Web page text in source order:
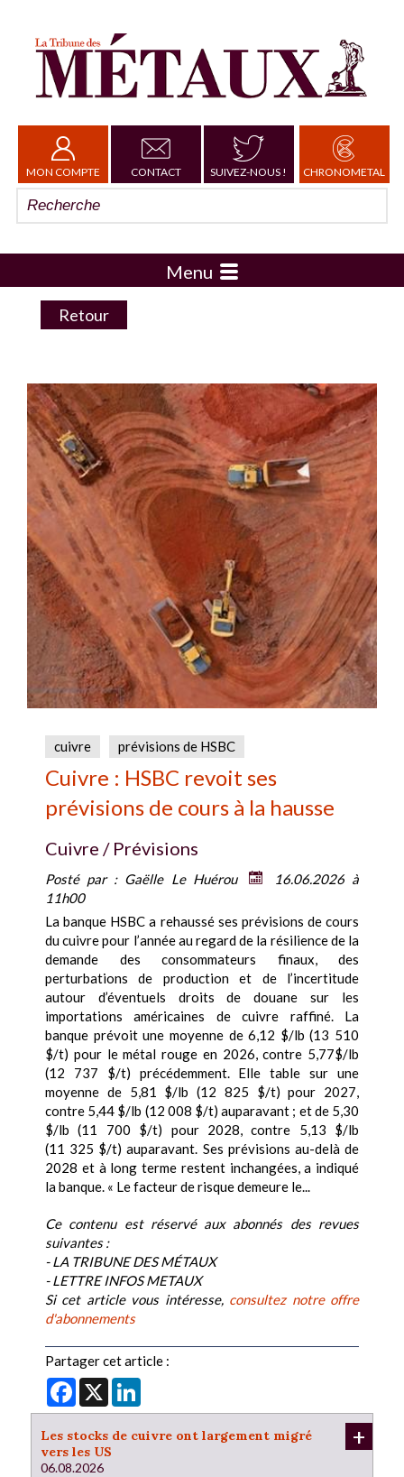
MON COMPTE CONTACT SUIVEZ-NOUS ! CHRONOMETAL
Menu
Retour
cuivre prévisions de HSBC
Cuivre : HSBC revoit ses
prévisions de cours à la hausse
Cuivre / Prévisions
Posté par : Gaëlle Le Huérou
16.06.2026 à
11h00
La banque HSBC a rehaussé ses prévisions de cours
du cuivre pour l’année au regard de la résilience de la
demande des consommateurs finaux, des
perturbations de production et de l’incertitude
autour d’éventuels droits de douane sur les
importations américaines de cuivre raffiné. La
banque prévoit une moyenne de 6,12 $/lb (13 510
$/t) pour le métal rouge en 2026, contre 5,77$/lb
(12 737 $/t) précédemment. Elle table sur une
moyenne de 5,81 $/lb (12 825 $/t) pour 2027,
contre 5,44 $/lb (12 008 $/t) auparavant ; et de 5,30
$/lb (11 700 $/t) pour 2028, contre 5,13 $/lb
(11 325 $/t) auparavant. Ses prévisions au-delà de
2028 et à long terme restent inchangées, a indiqué
la banque. « Le facteur de risque demeure le...
Ce contenu est réservé aux abonnés des revues
suivantes :
- LA TRIBUNE DES MÉTAUX
- LETTRE INFOS METAUX
Si cet article vous intéresse, consultez notre offre
d'abonnements
Partager cet article :
Facebook
X
Les stocks de cuivre ont largement migré
vers les US
06.08.2026
+